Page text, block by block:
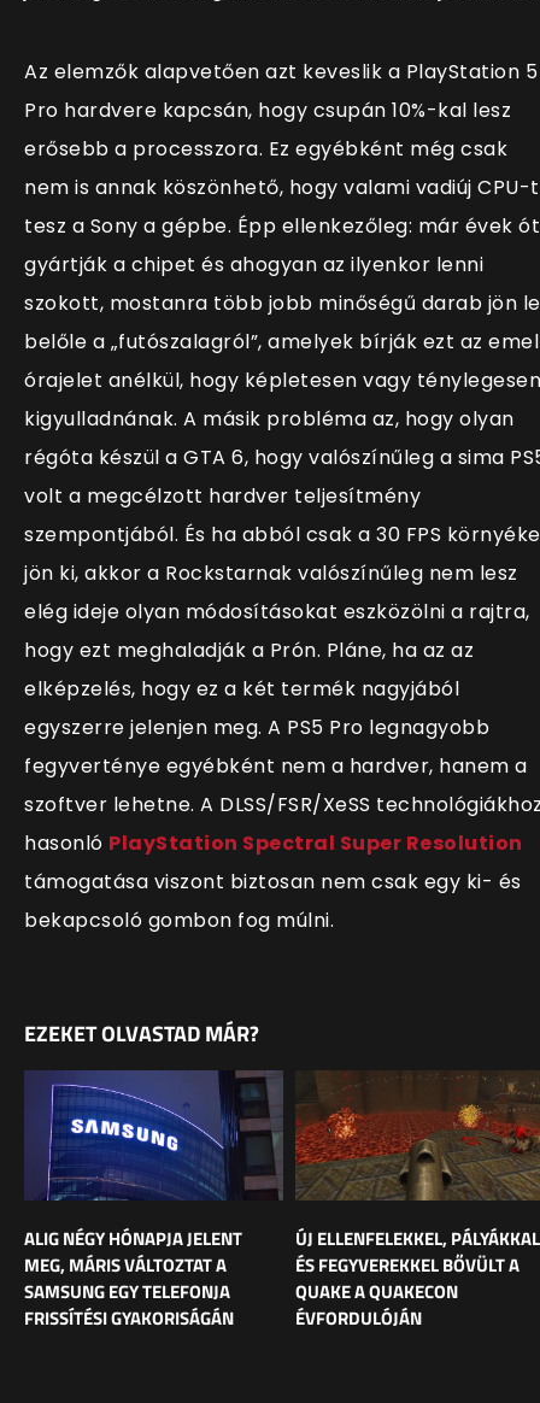
Az elemzők alapvetően azt keveslik a PlayStation 5
Pro hardvere kapcsán, hogy csupán 10%-kal lesz
erősebb a processzora. Ez egyébként még csak
nem is annak köszönhető, hogy valami vadiúj CPU-t
tesz a Sony a gépbe. Épp ellenkezőleg: már évek
gyártják a chipet és ahogyan az ilyenkor lenni
szokott, mostanra több jobb minőségű darab jön le
belőle a „futószalagról”, amelyek bírják ezt az
órajelet anélkül, hogy képletesen vagy ténylegesen
kigyulladnának. A másik probléma az, hogy olyan
régóta készül a GTA 6, hogy valószínűleg a sima
volt a megcélzott hardver teljesítmény
szempontjából. És ha abból csak a 30 FPS környéke
jön ki, akkor a Rockstarnak valószínűleg nem lesz
elég ideje olyan módosításokat eszközölni a rajtra,
hogy ezt meghaladják a Prón. Pláne, ha az az
elképzelés, hogy ez a két termék nagyjából
egyszerre jelenjen meg. A PS5 Pro legnagyobb
fegyverténye egyébként nem a hardver, hanem a
szoftver lehetne. A DLSS/FSR/XeSS
hasonló PlayStation Spectral Super Resolution
támogatása viszont biztosan nem csak egy ki- és
bekapcsoló gombon fog múlni.
EZEKET OLVASTAD MÁR?
ALIG NÉGY HÓNAPJA JELENT
MEG, MÁRIS VÁLTOZTAT A
SAMSUNG EGY TELEFONJA
FRISSÍTÉSI GYAKORISÁGÁN
ÚJ ELLENFELEKKEL, PÁLYÁKKAL
ÉS FEGYVEREKKEL BŐVÜLT A
QUAKE A QUAKECON
ÉVFORDULÓJÁN